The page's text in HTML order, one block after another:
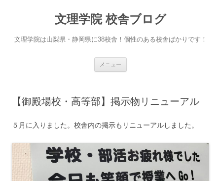
文理学院 校舎ブログ
文理学院は山梨県・静岡県に38校舎！個性のある校舎ばかりです！
メニュー
へ
ス
プ
【御殿場校・高等部】掲示物リニューアル
５月に入りました。校舎内の掲示もリニューアルしました。